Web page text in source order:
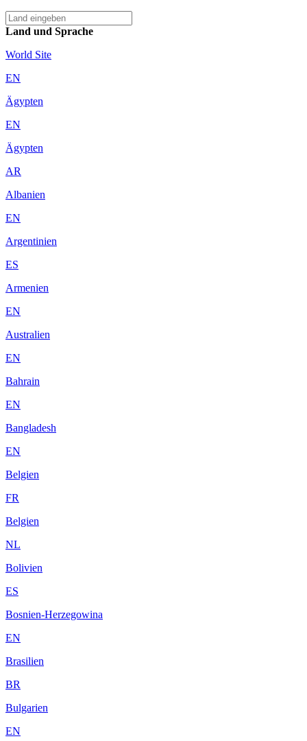
Land und Sprache
World Site
EN
Ägypten
EN
Ägypten
AR
Albanien
EN
Argentinien
ES
Armenien
EN
Australien
EN
Bahrain
EN
Bangladesh
EN
Belgien
FR
Belgien
NL
Bolivien
ES
Bosnien-Herzegowina
EN
Brasilien
BR
Bulgarien
EN